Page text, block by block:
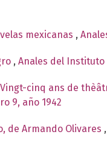
mexicanas ,
, Anales del Instituto
cinq ans de
9, año 1942
de Armando Olivares ,